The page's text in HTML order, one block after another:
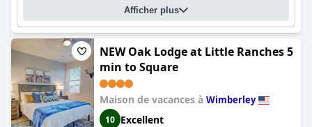
Afficher plus
NEW Oak Lodge at Little Ranches 5
min to Square
Maison de vacances à Wimberley
10 Excellent